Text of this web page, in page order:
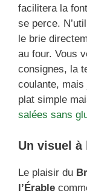
facilitera la
se perce.
le brie
au four. Vous
consignes, la
coulante, mais
plat simple
salées sans
Un visuel à
Le plaisir du
l’Érable